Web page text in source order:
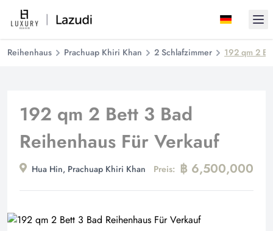
Reihenhaus Prachuap Khiri Khan 2 Schlafzimmer 192 qm 2
192 qm 2 Bett 3 Bad
Reihenhaus Für Verkauf
Hua Hin, Prachuap Khiri Khan Preis: ฿ 6,500,000